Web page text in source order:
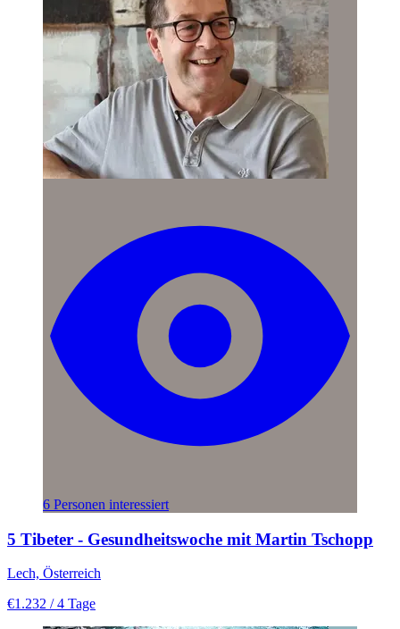
6 Personen interessiert
5 Tibeter - Gesundheitswoche mit Martin Tschopp
Lech, Österreich
€1.232 / 4 Tage